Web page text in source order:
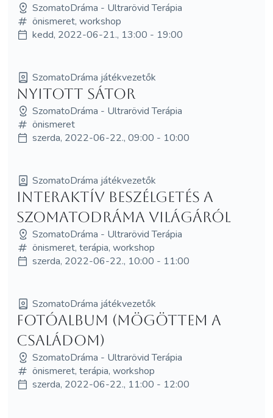
SzomatoDráma - Ultrarövid Terápia
önismeret, workshop
kedd, 2022-06-21., 13:00 - 19:00
SzomatoDráma játékvezetők
NYITOTT SÁTOR
SzomatoDráma - Ultrarövid Terápia
önismeret
szerda, 2022-06-22., 09:00 - 10:00
SzomatoDráma játékvezetők
Interaktív beszélgetés a
SzomatoDráma világáról
SzomatoDráma - Ultrarövid Terápia
önismeret, terápia, workshop
szerda, 2022-06-22., 10:00 - 11:00
SzomatoDráma játékvezetők
Fotóalbum (mögöttem a
családom)
SzomatoDráma - Ultrarövid Terápia
önismeret, terápia, workshop
szerda, 2022-06-22., 11:00 - 12:00